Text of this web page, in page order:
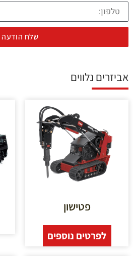
שלח הודעה
אביזרים נלווים
פטישון
לפרטים נוספים